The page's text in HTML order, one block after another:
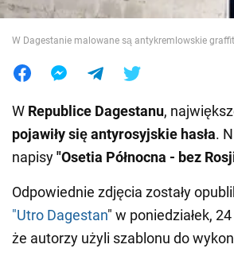
Jedzenie
W Dagestanie malowane są antykremlowskie
W Republice Dagestanu,
pojawiły się antyrosyjskie hasła.
napisy"Osetia Północna - bez
Odpowiednie zdjęcia zostały
"Utro Dagestan" w poniedziałek,
że autorzy użyli szablonu do